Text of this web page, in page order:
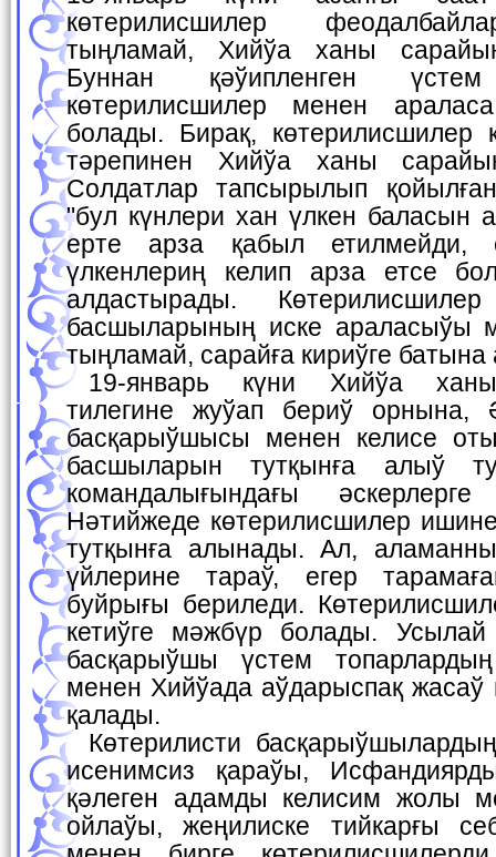
көтерилисшилер
тыңламай, Хийўа ханы
Буннан қәўипленген
көтерилисшилер менен
болады. Бирақ, көтерилисшилер
тәрепинен Хийўа ханы
Солдатлар тапсырылып
"бул күнлери хан үлкен баласын
ерте арза қабыл
үлкенлериң келип арза етсе
алдастырады.
басшыларының иске араласыўы
тыңламай, сарайға кириўге
19-январь күни Хийўа ханы көтерилисшилер
тилегине жуўап бериў орнына,
басқарыўшысы менен келисе
басшыларын тутқынға алыў
командалығындағы
Нәтийжеде көтерилисшилер
тутқынға алынады. Ал,
үйлерине тараў, егер
буйрығы бериледи.
кетиўге мәжбүр болады. Усылай
басқарыўшы үстем
менен Хийўада аўдарыспақ жасаў
қалады.
Көтерилисти басқарыўшылардың халықтың күшине
исенимсиз қараўы,
қәлеген адамды келисим жолы
ойлаўы, жеңилиске тийкарғы